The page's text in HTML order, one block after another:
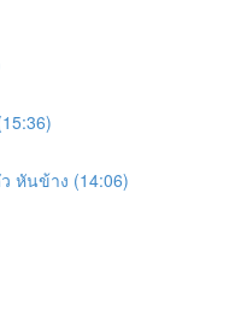
หันข้าง (14:06)